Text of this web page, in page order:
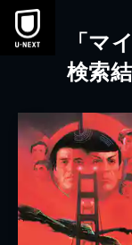
本文へスキップ
「マ
検索